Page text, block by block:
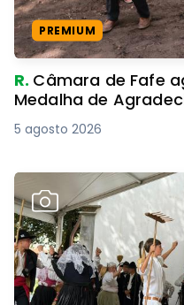
PREMIUM
R. Câmara de Fafe
Medalha de
5 agosto 2026